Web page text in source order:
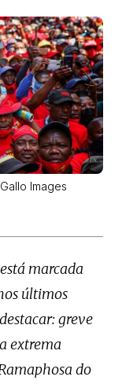
Images
marcada
últimos
greve
extrema
do